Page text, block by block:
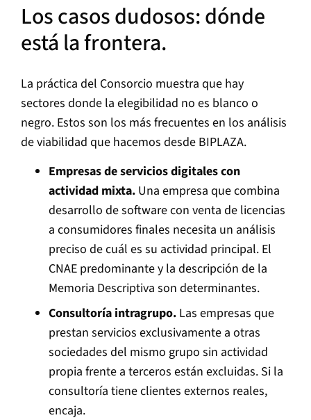
Los casos dudosos: dónde
está la frontera.
La práctica del Consorcio muestra que hay
sectores donde la elegibilidad no es blanco o
negro. Estos son los más frecuentes en los análisis
de viabilidad que hacemos desde BIPLAZA.
Empresas de servicios digitales con
actividad mixta. Una empresa que combina
desarrollo de software con venta de licencias
a consumidores finales necesita un análisis
preciso de cuál es su actividad principal. El
CNAE predominante y la descripción de la
Memoria Descriptiva son determinantes.
Consultoría intragrupo. Las empresas que
prestan servicios exclusivamente a otras
sociedades del mismo grupo sin actividad
propia frente a terceros están excluidas. Si la
consultoría tiene clientes externos reales,
encaja.